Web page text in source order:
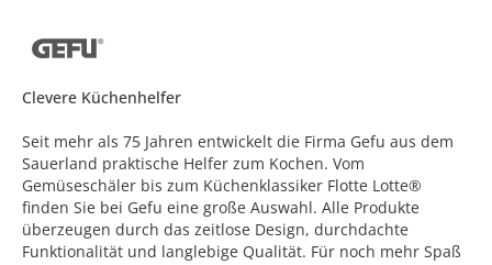
Clevere Küchenhelfer
Seit mehr als 75 Jahren entwickelt die Firma Gefu aus dem
Sauerland praktische Helfer zum Kochen. Vom
Gemüseschäler bis zum Küchenklassiker Flotte Lotte®
finden Sie bei Gefu eine große Auswahl. Alle Produkte
überzeugen durch das zeitlose Design, durchdachte
Funktionalität und langlebige Qualität. Für noch mehr Spaß